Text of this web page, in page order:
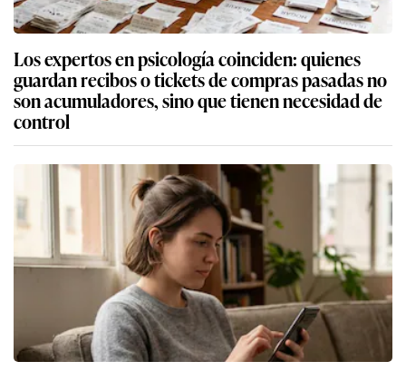
Los expertos en psicología coinciden: quienes
guardan recibos o tickets de compras pasadas no
son acumuladores, sino que tienen necesidad de
control